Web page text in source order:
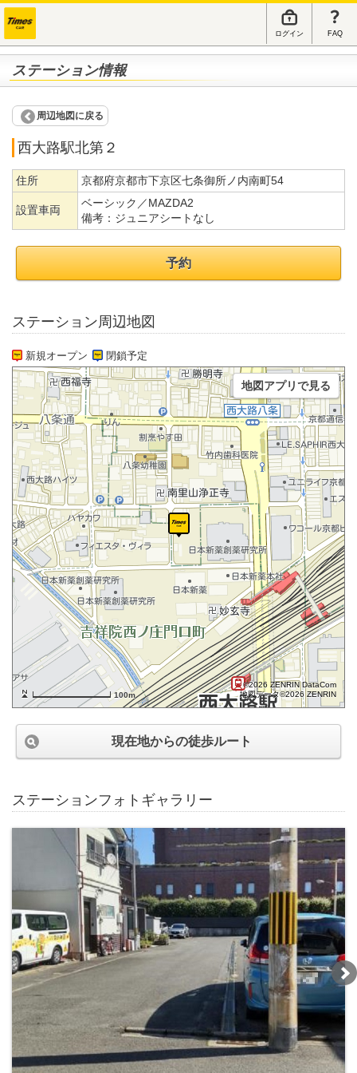
ログイン FAQ
ステーション情報
周辺地図に戻る
西大路駅北第２
住所 京都府京都市下京区七条御所ノ内南町54
設置車両
ベーシック／MAZDA2
備考： ジュニアシートなし
予約
ステーション周辺地図
新規オープン 閉鎖予定
100m
©2026 ZENRIN DataCom
地図データ©2026 ZENRIN
地図アプリで見る
現在地からの徒歩ルート
ステーションフォトギャラリー